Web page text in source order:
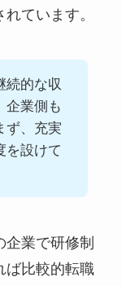
ています。
続的な収
企業側も
ず、充実
を設けて
業で研修制
ば比較的転職